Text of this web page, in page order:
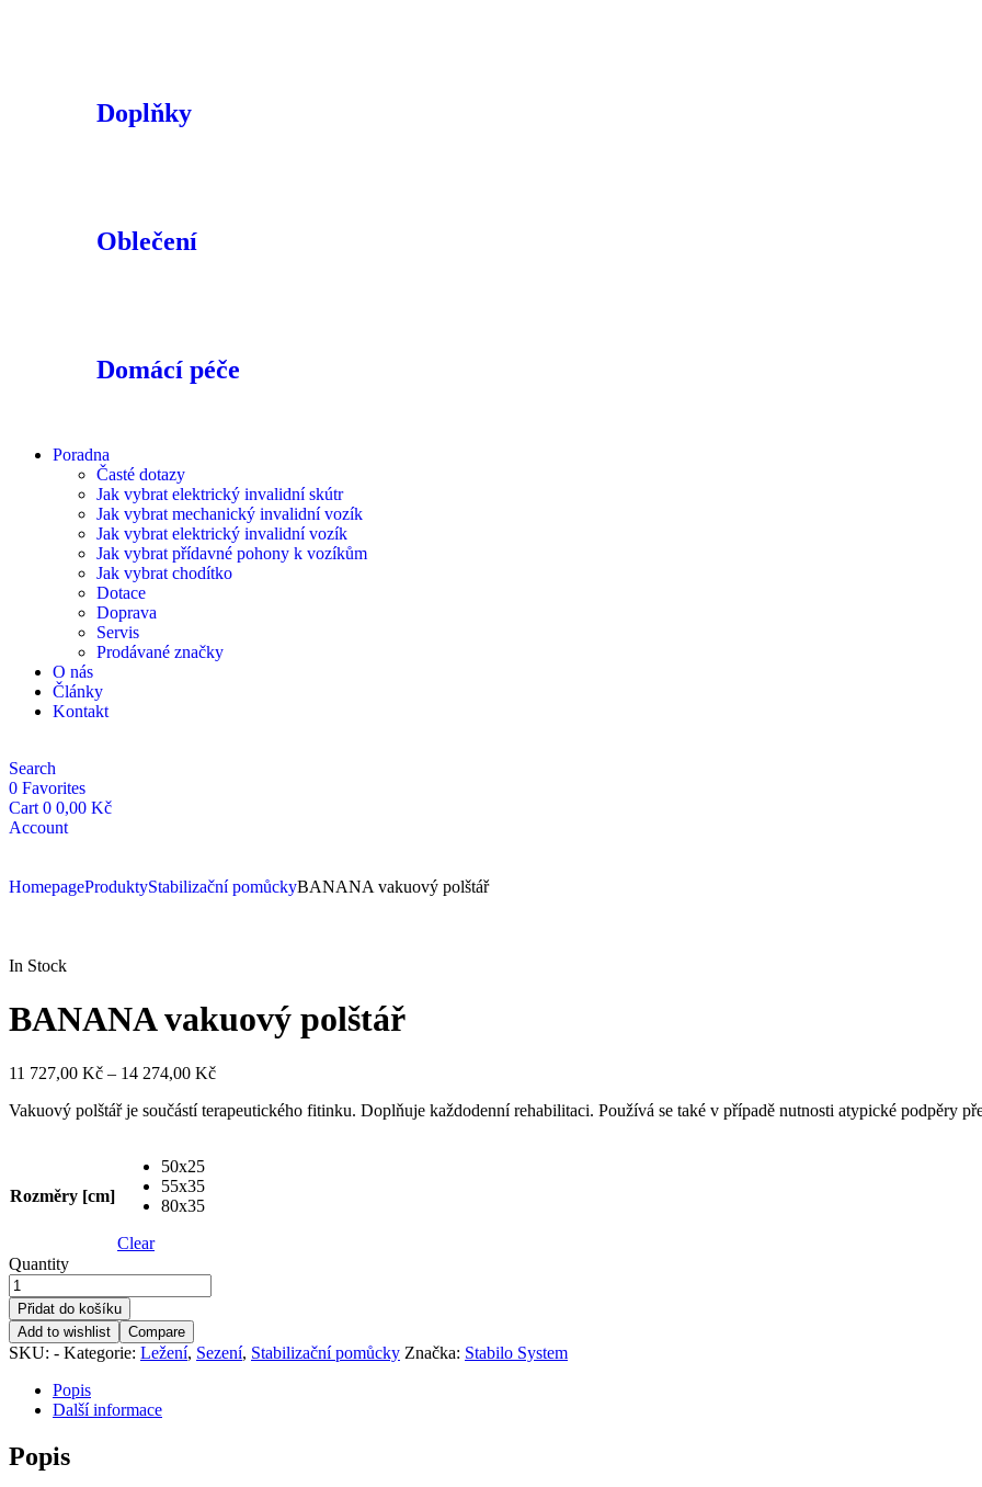
Doplňky
Oblečení
Domácí péče
Poradna
Časté dotazy
Jak vybrat elektrický invalidní skútr
Jak vybrat mechanický invalidní vozík
Jak vybrat elektrický invalidní vozík
Jak vybrat přídavné pohony k vozíkům
Jak vybrat chodítko
Dotace
Doprava
Servis
Prodávané značky
O nás
Články
Kontakt
Search
0 Favorites
Cart 0 0,00 Kč
Account
HomepageProduktyStabilizační pomůckyBANANA vakuový polštář
In Stock
BANANA vakuový polštář
11 727,00 Kč – 14 274,00 Kč
Vakuový polštář je součástí terapeutického fitinku. Doplňuje každodenní rehabilitaci. Používá se také v případě nutnosti atypické podpěry
Rozměry [cm]
50x25
55x35
80x35
Clear
Quantity
Přidat do košíku
Add to wishlist
Compare
SKU: - Kategorie: Ležení, Sezení, Stabilizační pomůcky Značka: Stabilo System
Popis
Další informace
Popis